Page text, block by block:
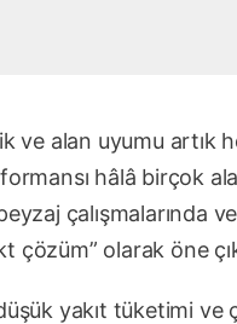
ve alan uyumu artık
hâlâ birçok
çalışmalarında
çözüm” olarak öne
yakıt tüketimi ve